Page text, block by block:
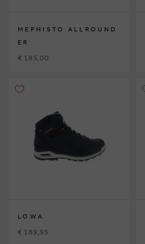
MEPHISTO ALLROUND
ER
€ 185,00
LOWA
€ 189,95